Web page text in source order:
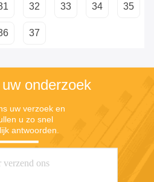
32 33 34 35
37
onderzoek
uw verzoek en
u zo snel
antwoorden.